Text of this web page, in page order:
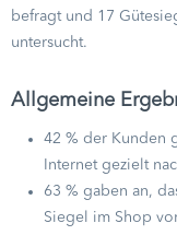
befragt und 17
untersucht.
Allgemeine
42 % der Kunden
Internet gezielt
63 % gaben an,
Siegel im Shop